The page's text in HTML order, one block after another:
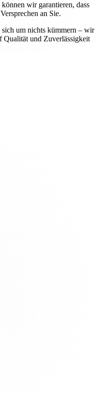
wir garantieren, dass
an Sie.
um nichts kümmern – wir
Qualität und Zuverlässigkeit